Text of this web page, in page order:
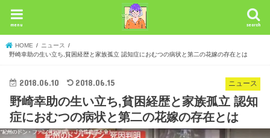
search
menu
HOME
ニュース
野崎幸助の生い立ち,貧困経歴と家族孤立 認知症におむつの病状と第二の花嫁の存在とは
ニュース
2018.06.10 2018.06.15
野崎幸助の生い立ち,貧困経歴と家族孤立 認知
症におむつの病状と第二の花嫁の存在とは